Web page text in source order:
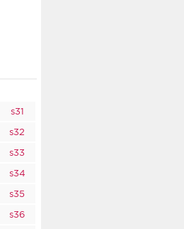
s31
s32
s33
s34
s35
s36